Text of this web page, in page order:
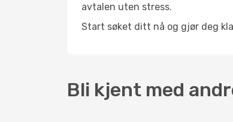
avtalen uten stress.
Start søket ditt nå og gjør deg
Bli kjent med